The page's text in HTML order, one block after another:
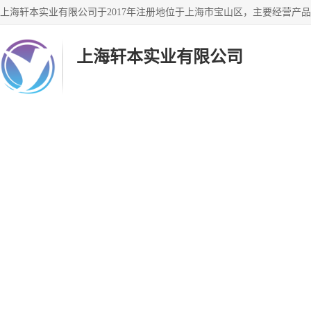
上海轩本实业有限公司